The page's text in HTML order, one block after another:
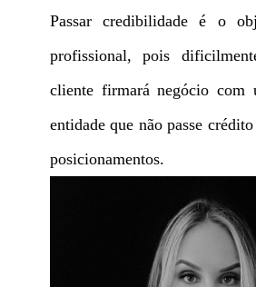
Passar credibilidade é o
profissional, pois
cliente firmará negócio com
entidade que não passe
posicionamentos.